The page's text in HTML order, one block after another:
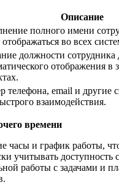
Описание
полного имени
отображаться во всех
должности сотрудника
отображения в
телефона, email и другие
взаимодействия.
времени
часы и график работы,
учитывать доступность
работы с задачами и